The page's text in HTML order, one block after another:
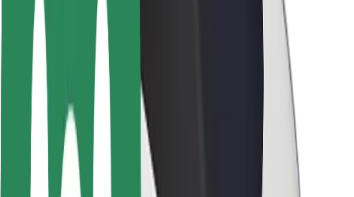
Pasažieru drošība
Autovadītāju drošība
Skrejriteņu drošība
Drošības laboratorija
Pilsētas
Pilsētas
Risinājumi pilsētām